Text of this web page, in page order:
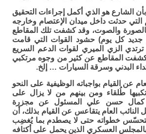
الشارع هو الذي أكمل إجراءات التحقيق
التي حدثت داخل ميدان الإعتصام وخارجه
والصوت، وقد كشفت تلك المقاطع
جديد كل يوم) حشود القوات التي قامت
ترتدي الزي الميري لقوات الدعم السريع
كشفت المقاطع عن كثير من وجوه مرتكبي
البدني وسرقة السيارات … إلخ.
عن القيام بواجباته الوظيفية على النحو
طُلقاء ومن بينهم من لا يزال على
حسن علي المسئول عن مجزرة
النائب العام يتقاعس عن القيام بذلك، أن
بتحسّس خطواته حتى لا يصطدم بما يُغضِب
بالمجلس العسكري الذين يحمل على أكتافه